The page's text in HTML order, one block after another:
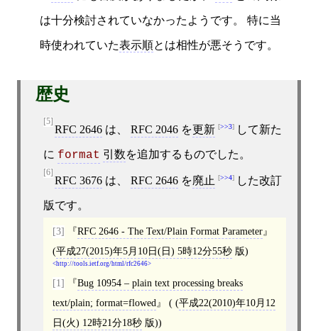
は十分検討されていなかったようです。 特に当
時使われていた表示順とは相性が悪そうです。
歴史
[5]
RFC 2646は、 RFC 2046を更新 >>3 して新た
に format 引数を追加するものでした。
[6]
RFC 3676は、 RFC 2646を廃止 >>4 した改訂
版です。
[3]
RFC 2646 - The Text/Plain Format Parameter
(平成27(2015)年5月10日(日) 5時12分55秒版)
http://tools.ietf.org/html/rfc2646
[1]
Bug 10954 – plain text processing breaks
text/plain; format=flowed
( (平成22(2010)年10月12
日(火) 12時21分18秒版))